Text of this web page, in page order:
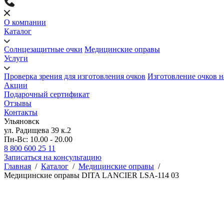
О компании
Каталог
Солнцезащитные очки Медицинские оправы
Услуги
Проверка зрения для изготовления очков Изготовление очков
Акции
Подарочный сертификат
Отзывы
Контакты
Ульяновск
ул. Радищева 39 к.2
Пн-Вс: 10.00 - 20.00
8 800 600 25 11
Записаться на консультацию
Главная / Каталог / Медицинские оправы /
Медицинские оправы DITA LANCIER LSA-114 03